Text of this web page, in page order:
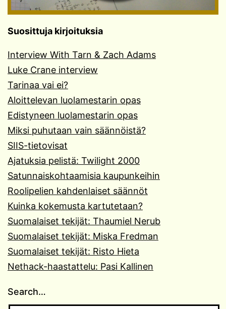
Suosittuja kirjoituksia
Interview With Tarn & Zach Adams
Luke Crane interview
Tarinaa vai ei?
Aloittelevan luolamestarin opas
Edistyneen luolamestarin opas
Miksi puhutaan vain säännöistä?
SIIS-tietovisat
Ajatuksia pelistä: Twilight 2000
Satunnaiskohtaamisia kaupunkeihin
Roolipelien kahdenlaiset säännöt
Kuinka kokemusta kartutetaan?
Suomalaiset tekijät: Thaumiel Nerub
Suomalaiset tekijät: Miska Fredman
Suomalaiset tekijät: Risto Hieta
Nethack-haastattelu: Pasi Kallinen
Search…